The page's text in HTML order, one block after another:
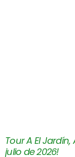
Tour A El
julio de 2026!